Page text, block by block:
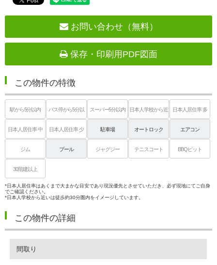
お問い合わせ（無料）
保存・印刷用PDF図面
この物件の特徴
駅から5分以内 バス停から5分以
内
スーパー5分以内 日本人学校から近
い
日本人居住率 多
日本人居住率 中 日本人居住率 少 駐車場 オートロック エアコン
ジム プール ジャグジー テニスコート BBQピット
30階建以上
*日本人居住率はあくまで大まかな目安であり現況優先とさせていただき、必ず現地にてご自身
でご確認ください。
*日本人学校から近いは徒歩約30分圏内をイメージしています。
この物件の詳細
間取り